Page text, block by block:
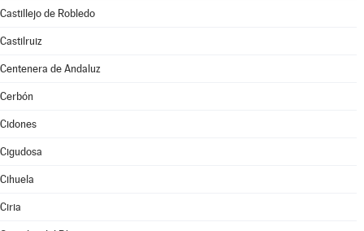
Castillejo de Robledo
Castilruiz
Centenera de Andaluz
Cerbón
Cidones
Cigudosa
Cihuela
Ciria